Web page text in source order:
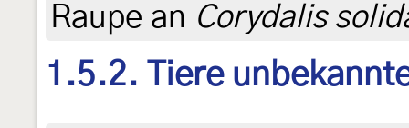
Raupe an Corydalis
1.5.2. Tiere